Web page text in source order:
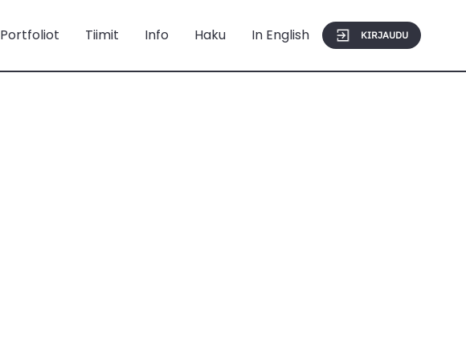
Portfoliot Tiimit Info Haku In English KIRJAUDU